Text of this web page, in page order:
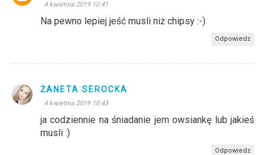
4 kwietnia 2019 10:41
Na pewno lepiej jeść musli niż chipsy :-)
Odpowiedz
ŻANETA SEROCKA
4 kwietnia 2019 10:43
ja codziennie na śniadanie jem owsiankę lub jakieś
musli :)
Odpowiedz